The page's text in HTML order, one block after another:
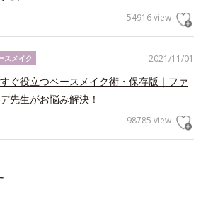
54916 view
2021/11/01
スメイク
ぐ役立つベースメイク術・保存版｜ファ
先生がお悩み解決！
98785 view